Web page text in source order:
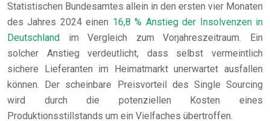
Statistischen Bundesamtes allein in den ersten vier Monaten
des Jahres 2024 einen 16,8 % Anstieg der Insolvenzen in
Deutschland im Vergleich zum Vorjahreszeitraum. Ein
solcher Anstieg verdeutlicht, dass selbst vermeintlich
sichere Lieferanten im Heimatmarkt unerwartet ausfallen
können. Der scheinbare Preisvorteil des Single Sourcing
wird durch die potenziellen Kosten eines
Produktionsstillstands um ein Vielfaches übertroffen.